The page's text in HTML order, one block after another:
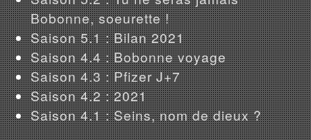
Bobonne, soeurette !
Saison 5.1 : Bilan 2021
Saison 4.4 : Bobonne voyage
Saison 4.3 : Pfizer J+7
Saison 4.2 : 2021
Saison 4.1 : Seins, nom de dieux ?